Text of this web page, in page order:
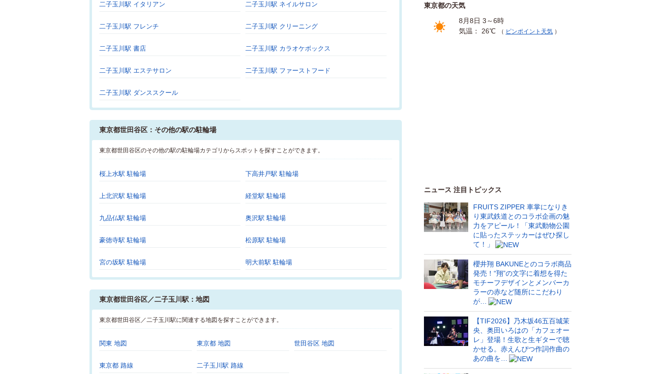
二子玉川駅 イタリアン 二子玉川駅 ネイルサロン
二子玉川駅 フレンチ 二子玉川駅 クリーニング
二子玉川駅 書店 二子玉川駅 カラオケボックス
二子玉川駅 エステサロン 二子玉川駅 ファーストフード
二子玉川駅 ダンススクール
東京都世田谷区：その他の駅の駐輪場
東京都世田谷区のその他の駅の駐輪場カテゴリからスポットを探すことができます。
桜上水駅 駐輪場 下高井戸駅 駐輪場
上北沢駅 駐輪場 経堂駅 駐輪場
九品仏駅 駐輪場 奥沢駅 駐輪場
豪徳寺駅 駐輪場 松原駅 駐輪場
宮の坂駅 駐輪場 明大前駅 駐輪場
東京都世田谷区／二子玉川駅：地図
東京都世田谷区／二子玉川駅に関連する地図を探すことができます。
関東 地図 東京都 地図 世田谷区 地図
東京都 路線 二子玉川駅 路線
東京都の天気
8月8日 3～6時
気温： 26℃
（ ピンポイント天気 ）
ニュース 注目トピックス
FRUITS ZIPPER 車掌になりき
り東武鉄道とのコラボ企画の魅
力をアピール！「東武動物公園
に貼ったステッカーはぜひ探し
て！」
櫻井翔 BAKUNEとのコラボ商品
発売！“翔”の文字に着想を得た
モチーフデザインとメンバーカ
ラーの赤など随所にこだわり
が…
【TIF2026】乃木坂46五百城茉
央、奥田いろはの「カフェオー
レ」登場！生歌と生ギターで聴
かせる。赤えんぴつ作詞作曲の
あの曲を…